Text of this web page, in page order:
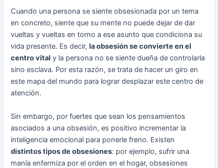
Cuando una persona se siente obsesionada por un tema
en concreto, siente que su mente no puede dejar de dar
vueltas y vueltas en torno a ese asunto que condiciona su
vida presente. Es decir,la obsesión se convierte en el
centro vital y la persona no se siente dueña de controlarla
sino esclava. Por esta razón, se trata de hacer un giro en
este mapa del mundo para lograr desplazar este centro de
atención.
Sin embargo, por fuertes que sean los pensamientos
asociados a una obsesión, es positivo incrementar la
inteligencia emocional para ponerle freno. Existen
distintos tipos de obsesiones: por ejemplo, sufrir una
manía enfermiza por el orden en el hogar, obsesiones